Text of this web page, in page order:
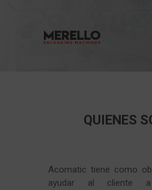
QUIENES
Acomatic tiene como
ayudar al cliente